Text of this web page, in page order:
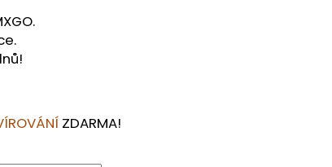
ZDARMA!